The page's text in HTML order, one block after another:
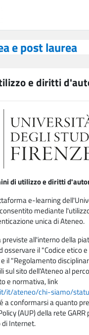
e post laurea
e diritti
di utilizzo e diritti
e-learning
mediante
unica di Ateneo.
all'interno della
osservare il "Codice etico
il "Regolamento
sul sito dell'Ateneo al
e normativa, link
it/ateneo/chi-siamo/
a conformarsi a quanto
(AUP) della rete
Internet.